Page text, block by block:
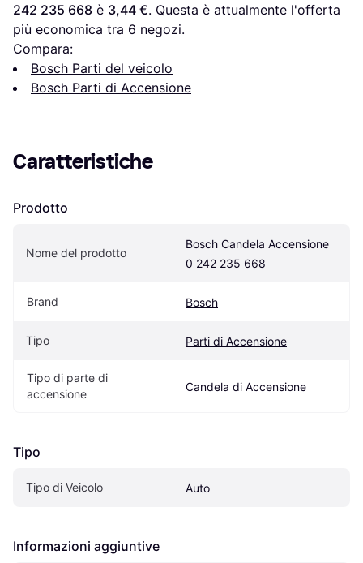
242 235 668 è 3,44 €. Questa è attualmente l'offerta
più economica tra 6 negozi.
Compara:
Bosch Parti del veicolo
Bosch Parti di Accensione
Caratteristiche
Prodotto
Nome del prodotto
Bosch Candela Accensione
0 242 235 668
Brand Bosch
Tipo Parti di Accensione
Tipo di parte di
accensione
Candela di Accensione
Tipo
Tipo di Veicolo Auto
Informazioni aggiuntive